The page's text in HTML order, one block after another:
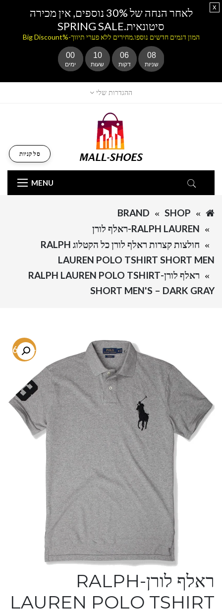
ההגדרות שלי
MENU
סל קניות
SHOP
BRAND
RALPH LAUREN-ראלף לורן
חולצות קצרות ראלף לורן כל הקטלוג RALPH
LAUREN POLO TSHIRT SHORT MEN
ראלף לורן-RALPH LAUREN POLO TSHIRT
SHORT MEN'S – DARK GRAY
-66.9%
ראלף לורן-RALPH
LAUREN POLO TSHIRT
לאחר הנחה של 30% נוספים, אין מכירה
סיטונאית.SPRING SALE
המון דגמים חדשים נוספו.מחירים ללא פערי תיווך-%Big Discount
00
ימים
10
שעות
06
דקות
08
שניות
x